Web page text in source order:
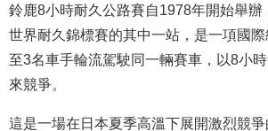
鈴鹿8小時耐久公路賽自1978年開始舉辦
世界耐久錦標賽的其中一站，是一項國
至3名車手輪流駕駛同一輛賽車，以8小
來競爭。
這是一場在日本夏季高溫下展開激烈競